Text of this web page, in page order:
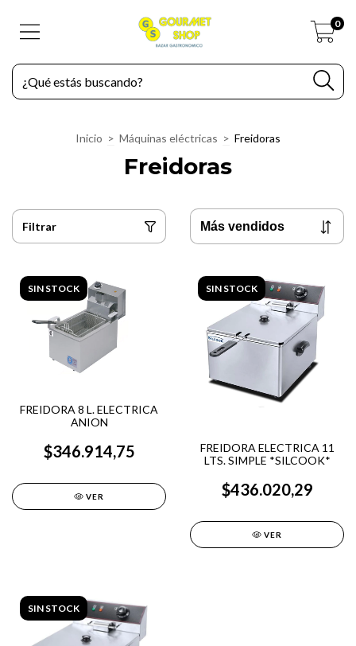
0
Inicio > Máquinas eléctricas > Freidoras
Freidoras
Filtrar
SIN STOCK
FREIDORA 8 L. ELECTRICA
ANION
$346.914,75
VER
SIN STOCK
FREIDORA ELECTRICA 11
LTS. SIMPLE *SILCOOK*
$436.020,29
VER
SIN STOCK